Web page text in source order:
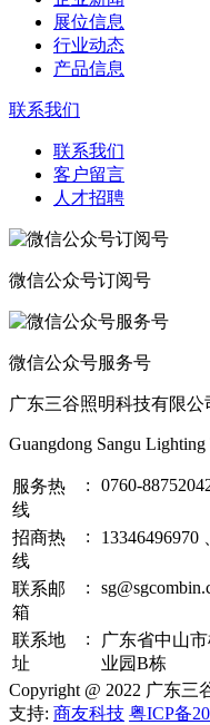
展位信息
行业动态
产品信息
联系我们
联系我们
客户留言
人才招聘
微信公众号订阅号
微信公众号服务号
广东三谷照明科技有限公
Guangdong Sangu
服务热
线
: 0760-
招商热
线
: 13346496970
联系邮
箱
:
联系地
址
:
广东省中山
业园B栋
Copyright @ 2022 广东
支持: 商友科技 粤ICP备